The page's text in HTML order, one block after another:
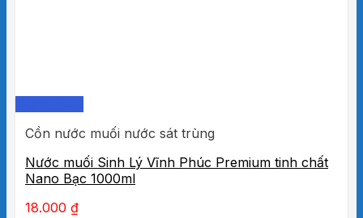
Cồn nước muối nước sát trùng
Nước muối Sinh Lý Vĩnh Phúc Premium tinh chất
Nano Bạc 1000ml
18.000 ₫